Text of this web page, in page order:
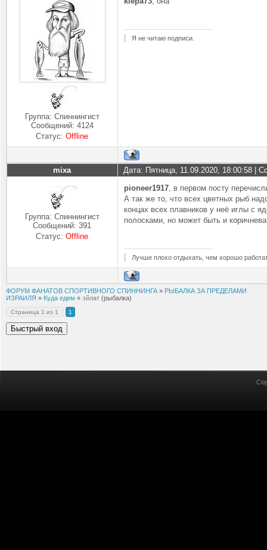
Группа: Спиннингист
Сообщений: 4124
Статус:Offline
Я не читаю подписи.
mixa Дата: Пятница, 11.09.2020, 18:00:58 |
Группа: Спиннингист
Сообщений:391
Статус:Offline
pioneer1917, в первом посту
А так же то, что всех цветных рыб
концах всех плавников у неё иглы с
полосками, но может быть и
Лучше плохо отдыхать, чем хорошо
ФОРУМ ФАНАТОВ СПОРТИВНОГО СПИННИНГА » РЫБАЛКА ЗА ПРЕДЕЛАМИ
ИЗРАИЛЯ » Куда едем » эйлат (рыбалка)
Страница 1 из 1 1